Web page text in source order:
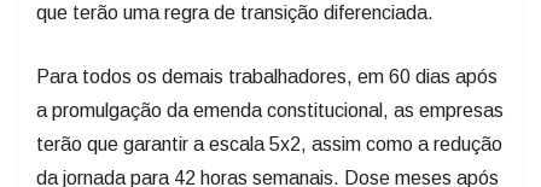
que terão uma regra de transição diferenciada.
Para todos os demais trabalhadores, em 60 dias após
a promulgação da emenda constitucional, as empresas
terão que garantir a escala 5x2, assim como a redução
da jornada para 42 horas semanais. Dose meses após